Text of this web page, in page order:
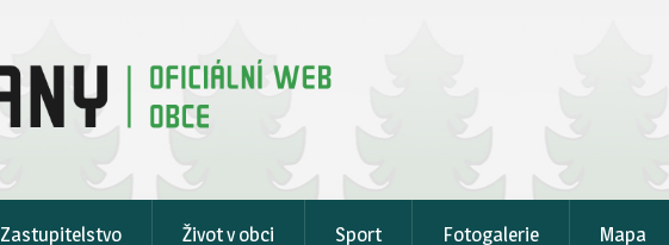
Zastupitelstvo Život v obci Sport Fotogalerie Mapa